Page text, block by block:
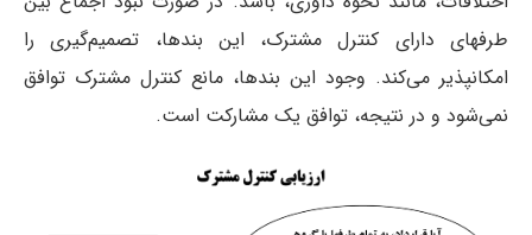
طرفهای دارای کنترل مشترک، این بندها، تصمیم‌گیری را
امکانپذیر می‌کند. وجود این بندها، مانع کنترل مشترک توافق
نمی‌شود و در نتیجه، توافق یک مشارکت است.